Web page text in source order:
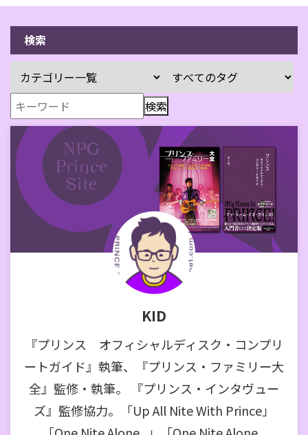
検索
KID
『プリンス オフィシャルディスク・コンプリ
ートガイド』執筆、『プリンス・ファミリー大
全』監修・執筆。 『プリンス・インタヴュー
ズ』監修協力。「Up All Nite With Prince」